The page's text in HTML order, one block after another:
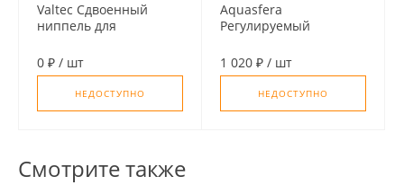
Valtec Сдвоенный
ниппель для
коллекторов (1"x1"
наруж. резьба)
0 ₽ / шт
НЕДОСТУПНО
Aquasfera
Регулируемый
дренажным вентилем,
автоматический
воздухоотводчик 1"
1 020 ₽ / шт
НЕДОСТУПНО
Смотрите также